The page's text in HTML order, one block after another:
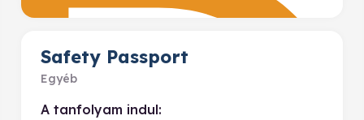
Safety Passport
Egyéb
A tanfolyam indul: